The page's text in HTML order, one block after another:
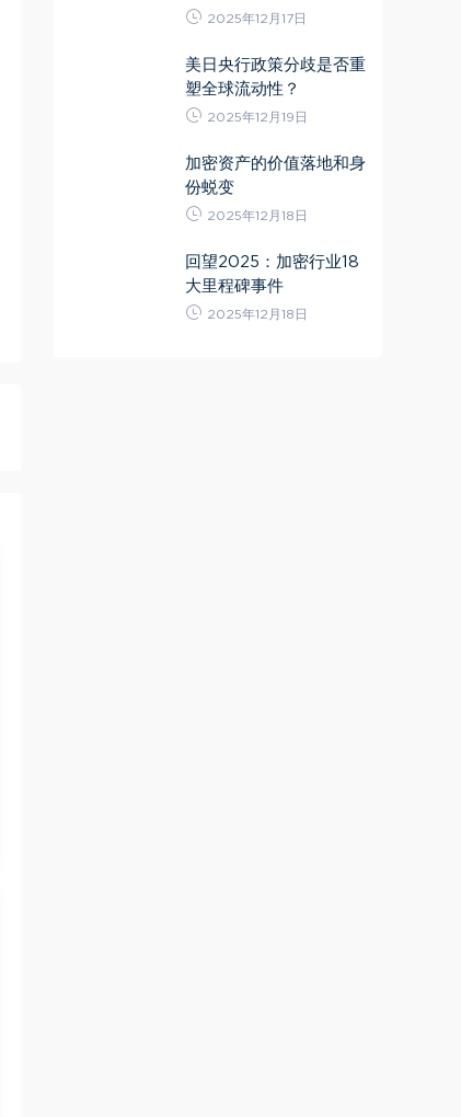
2025年12月17日
美日央行政策分歧是否重
塑全球流动性？
2025年12月19日
加密资产的价值落地和身
份蜕变
2025年12月18日
回望2025：加密行业18
大里程碑事件
2025年12月18日